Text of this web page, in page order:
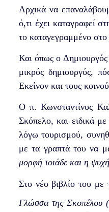
Αρχικά να
ό,τι έχει καταγραφεί
το καταγεγραμμένο στο
Και όπως ο Δημιουργός
μικρός δημιουργός,
Εκείνον και τους
Ο π. Κωνσταντίνος
Σκόπελο, και ειδικά
λόγω τουρισμού,
με τα γραπτά του να
μορφή τοιάδε και η ψυχή
Στο νέο βιβλίο του με
Γλώσσα της Σκοπέλου